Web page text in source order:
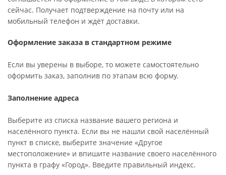
сейчас. Получает подтверждение на почту или на
мобильный телефон и ждёт доставки.
Оформление заказа в стандартном режиме
Если вы уверены в выборе, то можете самостоятельно
оформить заказ, заполнив по этапам всю форму.
Заполнение адреса
Выберите из списка название вашего региона и
населённого пункта. Если вы не нашли свой населённый
пункт в списке, выберите значение «Другое
местоположение» и впишите название своего населённого
пункта в графу «Город». Введите правильный индекс.